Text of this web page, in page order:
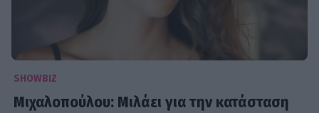
SHOWBIZ
Μιχαλοπούλου: Μιλάει για την κατάσταση